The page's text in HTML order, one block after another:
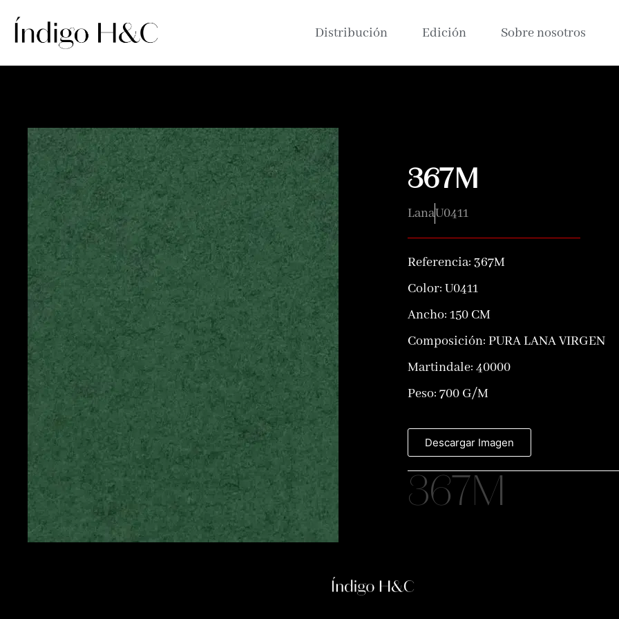
Distribución Edición Sobre nosotros
367M
LanaU0411
Referencia: 367M
Color: U0411
Ancho: 150 CM
Composición: PURA LANA VIRGEN
Martindale: 40000
Peso: 700 G/M
Descargar Imagen
367M